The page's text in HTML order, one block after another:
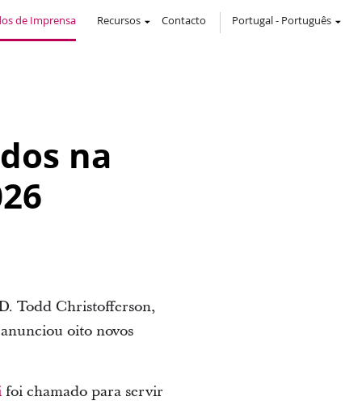
de Imprensa Recursos Contacto Portugal- Português
na
Todd Christofferson,
oito novos
foi chamado para servir